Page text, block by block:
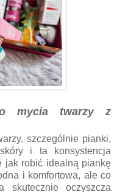
mycia twarzy z
szczególnie pianki,
i ta konsystencja
jak robić idealną piankę
i komfortowa, ale co
skutecznie oczyszcza